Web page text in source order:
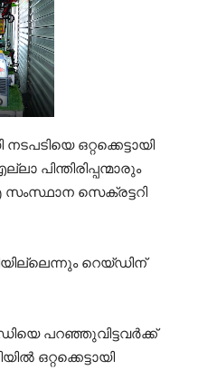
ഒറ്റക്കെട്ടായി
സെക്രട്ടറി
റെയ്ഡിന്
പറഞ്ഞുവിട്ടവർക്ക്
ഒറ്റക്കെട്ടായി